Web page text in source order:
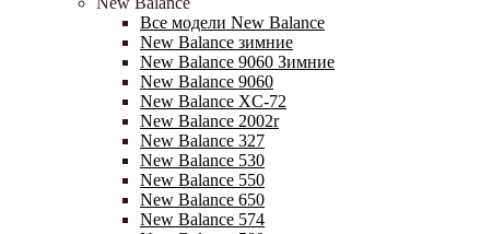
Все модели New Balance
New Balance зимние
New Balance 9060 Зимние
New Balance 9060
New Balance XC-72
New Balance 2002r
New Balance 327
New Balance 530
New Balance 550
New Balance 650
New Balance 574